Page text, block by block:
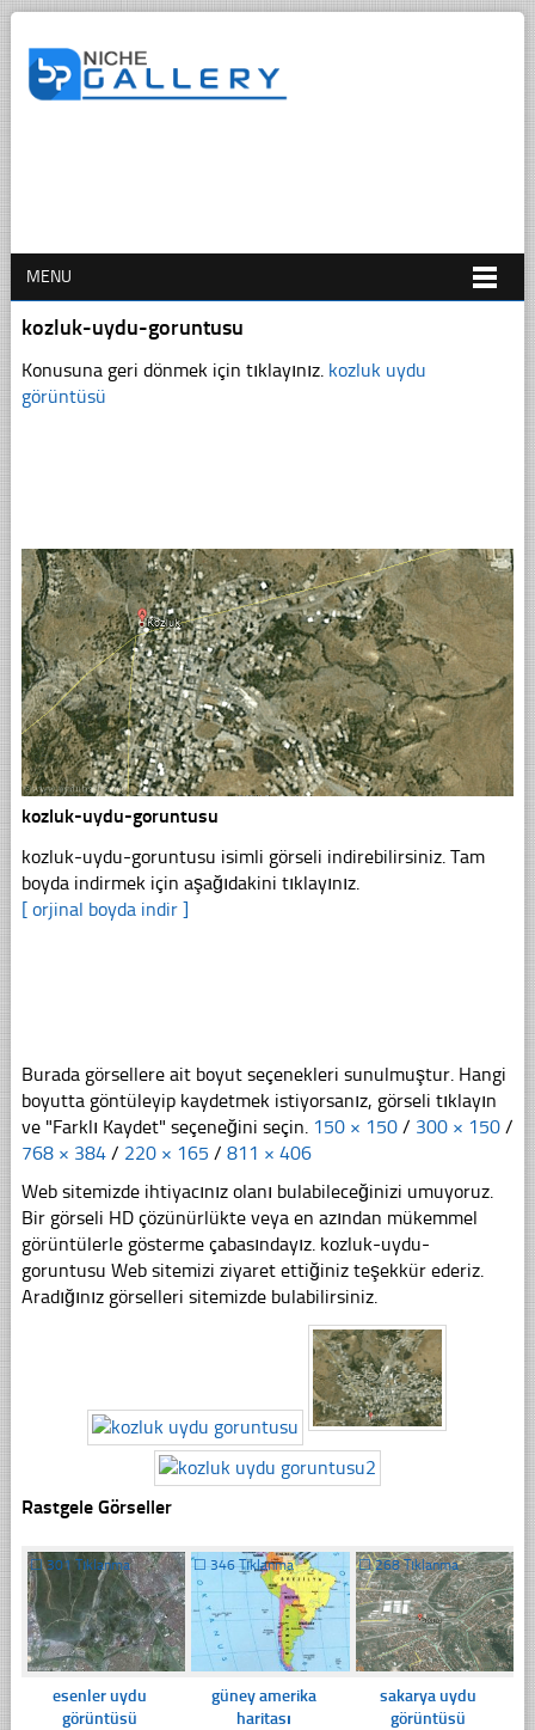
MENU
kozluk-uydu-goruntusu
Konusuna geri dönmek için tıklayınız. kozluk uydu
görüntüsü
kozluk-uydu-goruntusu
kozluk-uydu-goruntusu isimli görseli indirebilirsiniz. Tam
boyda indirmek için aşağıdakini tıklayınız.
[ orjinal boyda indir ]
Burada görsellere ait boyut seçenekleri sunulmuştur. Hangi
boyutta göntüleyip kaydetmek istiyorsanız, görseli tıklayın
ve "Farklı Kaydet" seçeneğini seçin. 150 × 150 / 300 × 150 /
768 × 384 / 220 × 165 / 811 × 406
Web sitemizde ihtiyacınız olanı bulabileceğinizi umuyoruz.
Bir görseli HD çözünürlükte veya en azından mükemmel
görüntülerle gösterme çabasındayız. kozluk-uydu-
goruntusu Web sitemizi ziyaret ettiğiniz teşekkür ederiz.
Aradığınız görselleri sitemizde bulabilirsiniz.
Rastgele Görseller
☐301 Tıklanma
esenler uydu
görüntüsü
☐ 346 Tıklanma
güney amerika
haritası
☐268 Tıklanma
sakarya uydu
görüntüsü